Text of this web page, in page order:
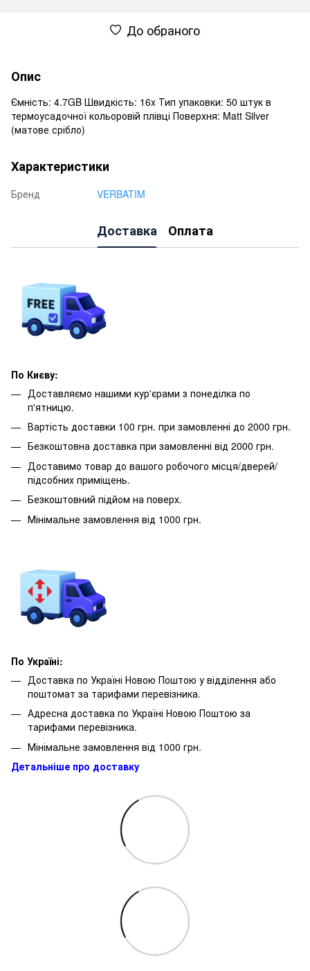
До обраного
Опис
Ємність: 4.7GB Швидкість: 16x Тип упаковки: 50 штук в
термоусадочної кольоровій плівці Поверхня: Matt Silver
(матове срібло)
Характеристики
Бренд VERBATIM
Доставка Оплата
По Києву:
Доставляємо нашими кур'єрами з понеділка по
п'ятницю.
Вартість доставки 100 грн. при замовленні до 2000 грн.
Безкоштовна доставка при замовленні від 2000 грн.
Доставимо товар до вашого робочого місця/дверей/
підсобних приміщень.
Безкоштовний підйом на поверх.
Мінімальне замовлення від 1000 грн.
По Україні:
Доставка по Україні Новою Поштою у відділення або
поштомат за тарифами перевізника.
Адресна доставка по Україні Новою Поштою за
тарифами перевізника.
Мінімальне замовлення від 1000 грн.
Детальніше про доставку